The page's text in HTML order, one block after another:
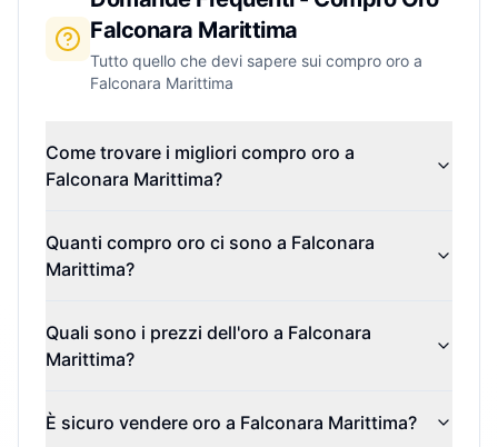
Falconara Marittima
Tutto quello che devi sapere sui compro oro a
Falconara Marittima
Come trovare i migliori compro oro a
Falconara Marittima?
Quanti compro oro ci sono a Falconara
Marittima?
Quali sono i prezzi dell'oro a Falconara
Marittima?
È sicuro vendere oro a Falconara Marittima?